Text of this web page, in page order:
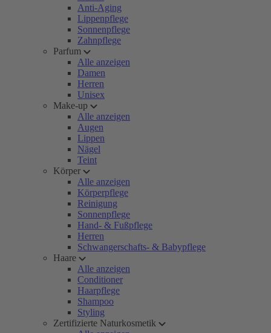
Anti-Aging
Lippenpflege
Sonnenpflege
Zahnpflege
Parfum
Alle anzeigen
Damen
Herren
Unisex
Make-up
Alle anzeigen
Augen
Lippen
Nägel
Teint
Körper
Alle anzeigen
Körperpflege
Reinigung
Sonnenpflege
Hand- & Fußpflege
Herren
Schwangerschafts- & Babypflege
Haare
Alle anzeigen
Conditioner
Haarpflege
Shampoo
Styling
Zertifizierte Naturkosmetik